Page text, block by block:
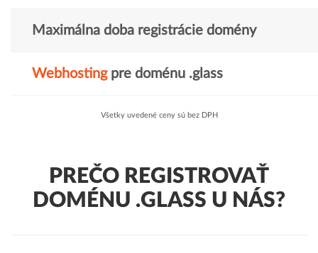
Maximálna doba registrácie domény
Webhostingpre doménu .glass
Všetky uvedené ceny sú bez DPH
PREČO REGISTROVAŤ
DOMÉNU .GLASS U NÁS?